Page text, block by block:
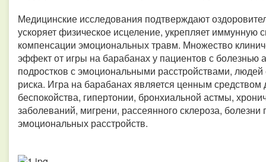
Медицинские исследования подтверждают
ускоряет физическое исцеление, укрепляет иммунную
компенсации эмоциональных травм. Множество
эффект от игры на барабанах у пациентов с болезнью
подростков с эмоциональными расстройствами,
риска. Игра на барабанах является ценным средством
беспокойства, гипертонии, бронхиальной астмы,
заболеваний, мигрени, рассеянного склероза, болезни
эмоциональных расстройств.